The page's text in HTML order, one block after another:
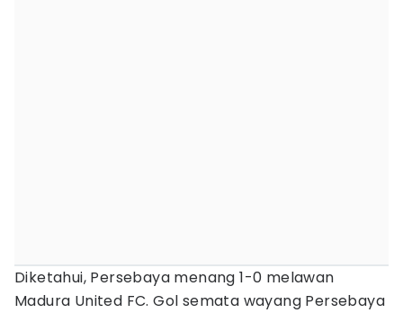
Diketahui, Persebaya menang 1-0 melawan
Madura United FC. Gol semata wayang Persebaya